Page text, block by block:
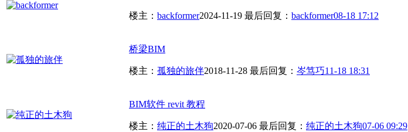
楼主： backformer2024-11-19 最后回复： backformer08-18 17:12
桥梁BIM
楼主： 孤独的旅伴2018-11-28 最后回复： 岑笃巧11-18 18:31
BIM软件 revit 教程
楼主： 纯正的土木狗2020-07-06 最后回复： 纯正的土木狗07-06 09:29